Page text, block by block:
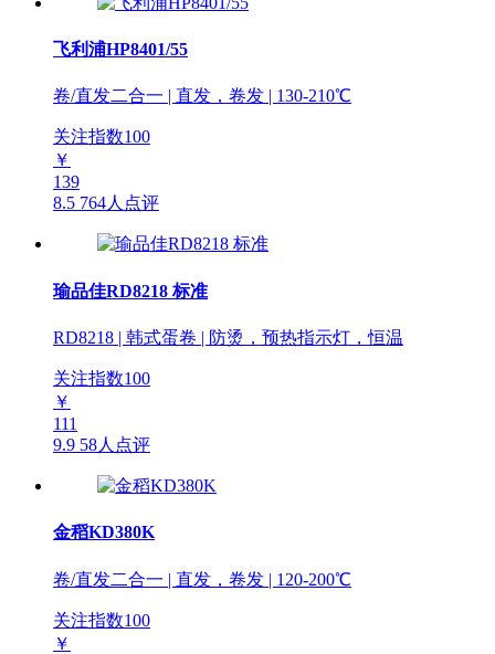
飞利浦HP8401/55
卷/直发二合一 | 直发，卷发 | 130-210℃
关注指数100
￥
139
8.5 764人点评
瑜品佳RD8218 标准
RD8218 | 韩式蛋卷 | 防烫，预热指示灯，恒温
关注指数100
￥
111
9.9 58人点评
金稻KD380K
卷/直发二合一 | 直发，卷发 | 120-200℃
关注指数100
￥